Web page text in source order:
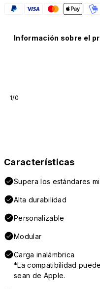
Información sobre el
1/0
Características
Supera los estándares
Alta durabilidad
Personalizable
Modular
Carga inalámbrica
*La compatibilidad
sean de Apple.